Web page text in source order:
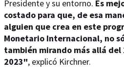
Presidente y su entorno. Es
costado para que, de esa
alguien que crea en este
Monetario Internacional, no
también mirando más allá
2023", explicó Kirchner.